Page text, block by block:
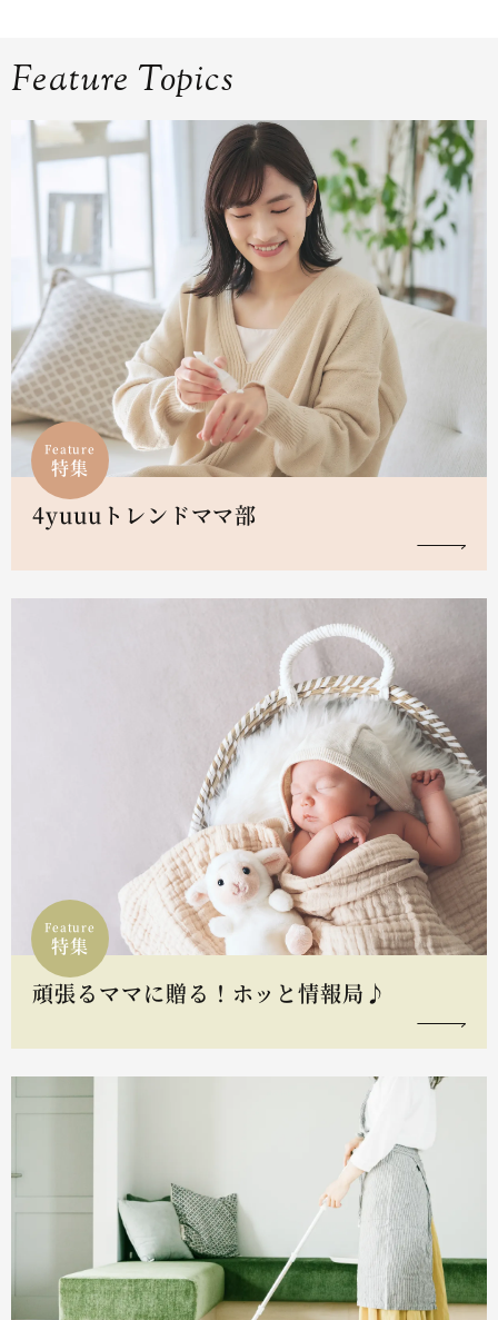
Feature Topics
Feature
特集
4yuuuトレンドママ部
Feature
特集
頑張るママに贈る！ホッと情報局♪